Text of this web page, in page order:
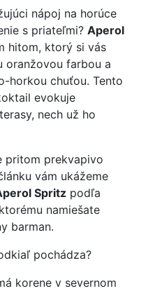
nápoj na horúce
s priateľmi?Aperol
hitom, ktorý si vás
oranžovou farbou a
horkou chuťou. Tento
evokuje
nech už ho
pritom prekvapivo
vám ukážeme
Spritz podľa
namiešate
barman.
pochádza?
korene v severnom